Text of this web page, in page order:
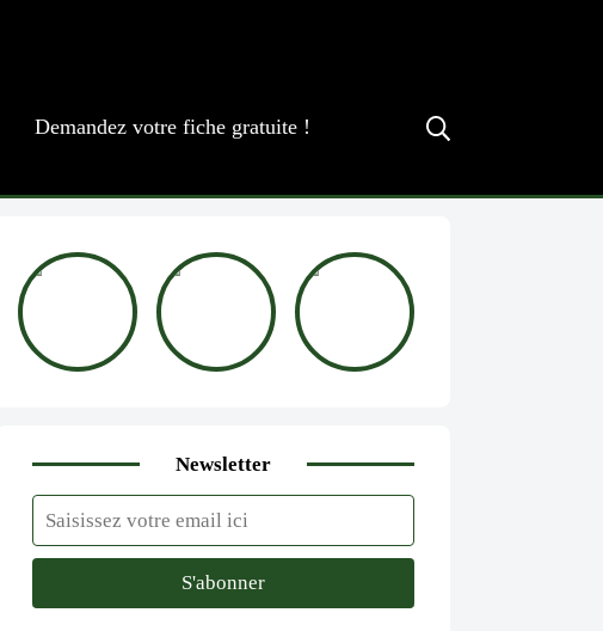
Demandez votre fiche gratuite !
Newsletter